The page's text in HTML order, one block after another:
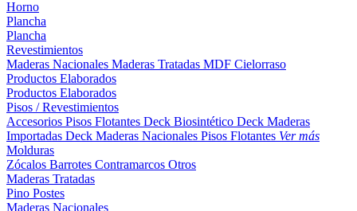
Horno
Plancha
Plancha
Revestimientos
Maderas Nacionales Maderas Tratadas MDF Cielorraso
Productos Elaborados
Productos Elaborados
Pisos / Revestimientos
Accesorios Pisos Flotantes Deck Biosintético Deck Maderas
Importadas Deck Maderas Nacionales Pisos Flotantes Ver más
Molduras
Zócalos Barrotes Contramarcos Otros
Maderas Tratadas
Pino Postes
Maderas Nacionales